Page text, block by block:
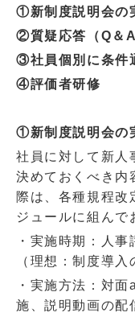
①新制度説明会の
②質疑応答（Q ＆ A
③社員個別に条件
④評価者研修
①新制度説明会の
社員に対して新人
決めておくべき内
際は、各種規程改
ジュールに組んで
・実施時期：人
（理想：制度導入
・実施方法：対面
施、説明動画の